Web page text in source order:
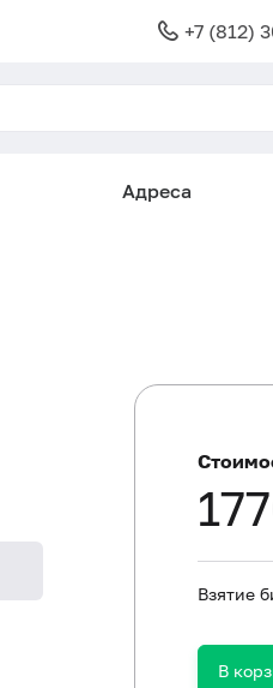
+7 (812)
Адреса
Не курить в течение
Взятие
В